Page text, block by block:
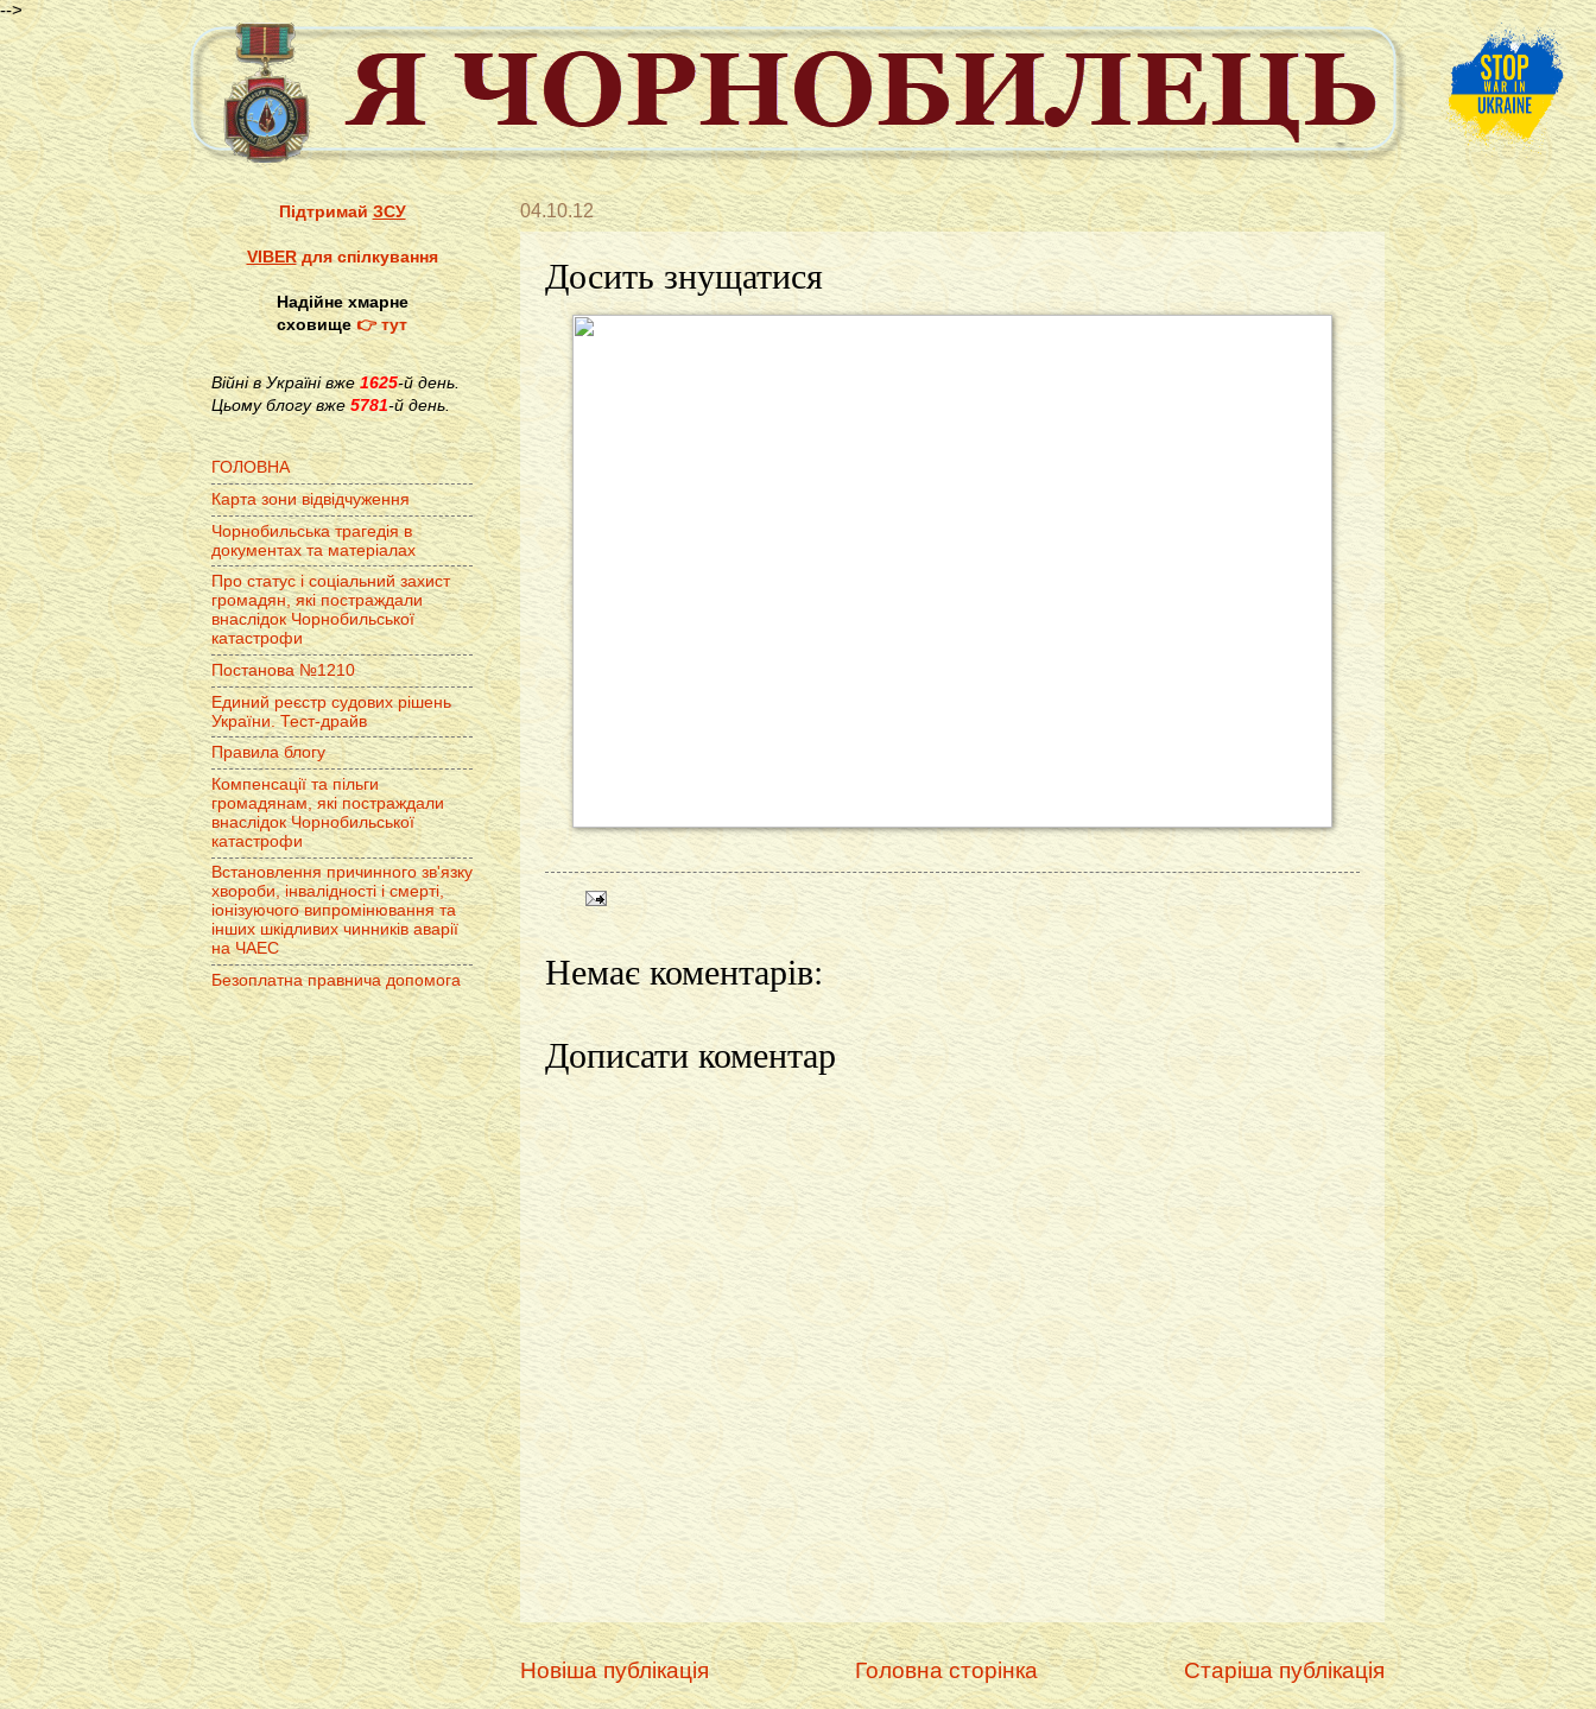
-->
04.10.12
Досить знущатися
Немає коментарів:
Дописати коментар
Новіша публікація Старіша публікація
Головна сторінка
ПідтримайЗСУ
VIBERдля спілкування
Надійне хмарне
сховище👉 тут
Війні в Україні вже1625-й день.
Цьому блогу вже 5781-й день.
ГОЛОВНА
Карта зони відвідчуження
Чорнобильська трагедія в
документах та матеріалах
Про статус і соціальний захист
громадян, які постраждали
внаслідок Чорнобильської
катастрофи
Постанова №1210
Единий реєстр судових рішень
України. Тест-драйв
Правила блогу
Компенсації та пільги
громадянам, які постраждали
внаслідок Чорнобильської
катастрофи
Встановлення причинного зв'язку
хвороби, інвалідності і смерті,
іонізуючого випромінювання та
інших шкідливих чинників аварії
на ЧАЕС
Безоплатна правнича допомога